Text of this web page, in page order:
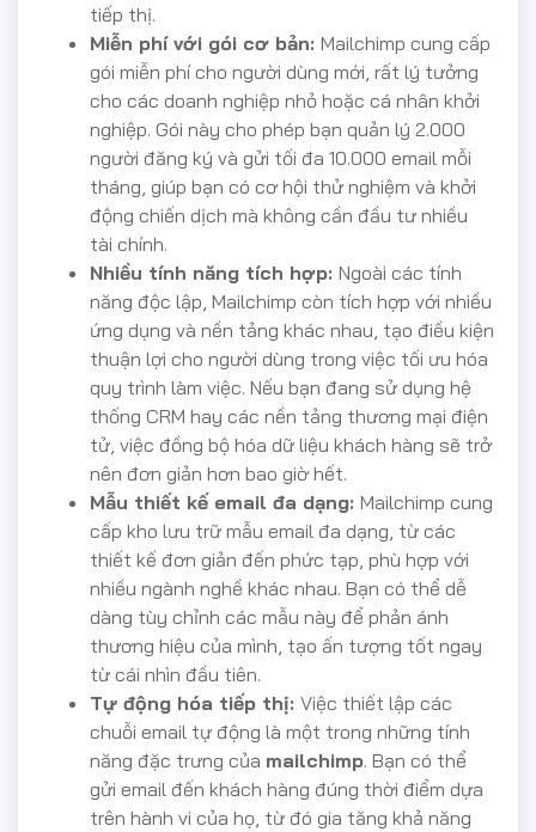
tiếp thị.
Miễn phí với gói cơ bản: Mailchimp cung cấp
gói miễn phí cho người dùng mới, rất lý tưởng
cho các doanh nghiệp nhỏ hoặc cá nhân khởi
nghiệp. Gói này cho phép bạn quản lý 2.000
người đăng ký và gửi tối đa 10.000 email mỗi
tháng, giúp bạn có cơ hội thử nghiệm và khởi
động chiến dịch mà không cần đầu tư nhiều
tài chính.
Nhiều tính năng tích hợp: Ngoài các tính
năng độc lập, Mailchimp còn tích hợp với nhiều
ứng dụng và nền tảng khác nhau, tạo điều kiện
thuận lợi cho người dùng trong việc tối ưu hóa
quy trình làm việc. Nếu bạn đang sử dụng hệ
thống CRM hay các nền tảng thương mại điện
tử, việc đồng bộ hóa dữ liệu khách hàng sẽ trở
nên đơn giản hơn bao giờ hết.
Mẫu thiết kế email đa dạng: Mailchimp cung
cấp kho lưu trữ mẫu email đa dạng, từ các
thiết kế đơn giản đến phức tạp, phù hợp với
nhiều ngành nghề khác nhau. Bạn có thể dễ
dàng tùy chỉnh các mẫu này để phản ánh
thương hiệu của mình, tạo ấn tượng tốt ngay
từ cái nhìn đầu tiên.
Tự động hóa tiếp thị: Việc thiết lập các
chuỗi email tự động là một trong những tính
năng đặc trưng của mailchimp. Bạn có thể
gửi email đến khách hàng đúng thời điểm dựa
trên hành vi của họ, từ đó gia tăng khả năng